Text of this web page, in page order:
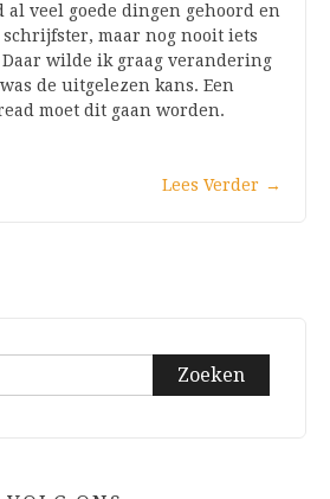
al veel goede dingen gehoord en
schrijfster, maar nog nooit iets
wilde ik graag verandering
de uitgelezen kans. Een
moet dit gaan worden.
Lees Verder →